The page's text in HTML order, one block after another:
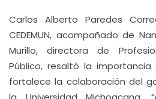
Carlos Alberto Paredes
CEDEMUN, acompañado de
Murillo, directora de
Público, resaltó la
fortalece la colaboración del